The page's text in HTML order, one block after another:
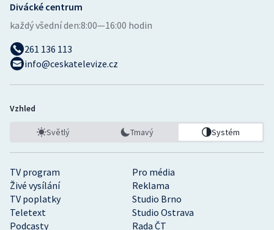
TV program
Pro média
Živé vysílání
Reklama
TV poplatky
Studio Brno
Teletext
Studio Ostrava
Podcasty
Rada ČT
Divácké centrum
každý všední den:8:00—16:00 hodin
261 136 113
info@ceskatelevize.cz
Vzhled
Světlý Tmavý Systém